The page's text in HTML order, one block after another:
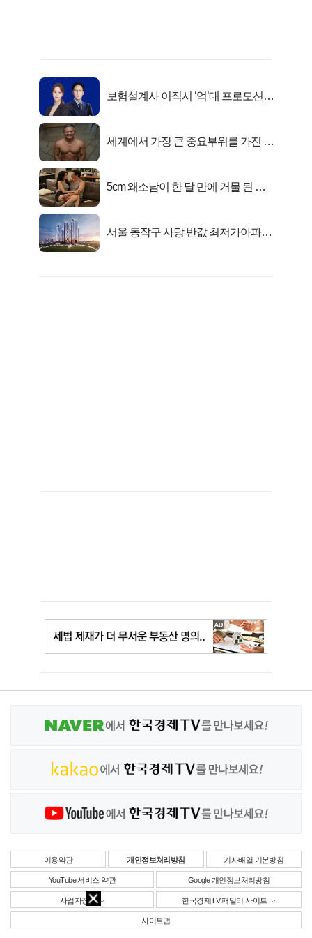
보험설계사 이직시 ‘억’대 프로모션!
세계에서 가장 큰 중요부위를 가진 남
5cm 왜소남이 한 달 만에 거물 된 사
서울 동작구 사당 반값 최저가아파트
이용약관 개인정보처리방침 기사배열 기본방침
YouTube 서비스 약관 Google 개인정보처리방침
사업자정보 한국경제TV 패밀리 사이트
사이트맵